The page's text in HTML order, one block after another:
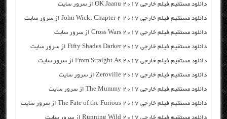
دانلود مستقیم فیلم خارجی OK Jaanu 2017 از سرور سایت
دانلود مستقیم فیلم خارجی John Wick: Chapter 2 2017 از سرور سایت
دانلود مستقیم فیلم خارجی Cross Wars 2017 از سرور سایت
دانلود مستقیم فیلم خارجی Fifty Shades Darker 2017 از سرور سایت
دانلود مستقیم فیلم خارجی From Straight As 2017 از سرور سایت
دانلود مستقیم فیلم خارجی Zeroville 2017 از سرور سایت
دانلود مستقیم فیلم خارجی The Mummy 2017 از سرور سایت
دانلود مستقیم فیلم خارجی The Fate of the Furious 2017 از سرور سایت